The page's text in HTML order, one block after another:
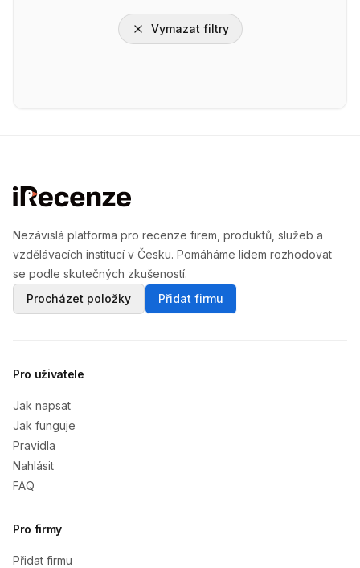
Vymazat filtry
Nezávislá platforma pro recenze firem, produktů, služeb a
vzdělávacích institucí v Česku. Pomáháme lidem rozhodovat
se podle skutečných zkušeností.
Procházet položky
Přidat firmu
Pro uživatele
Jak napsat
Jak funguje
Pravidla
Nahlásit
FAQ
Pro firmy
Přidat firmu